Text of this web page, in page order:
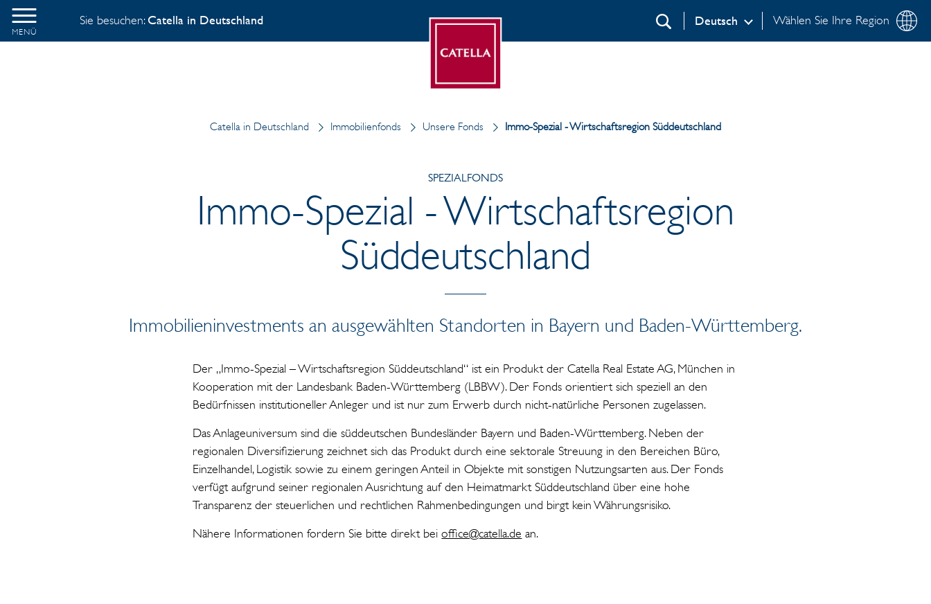
MENÜ
Sie besuchen:Catella in Deutschland Wählen Sie Ihre Region
Deutsch
Suchen
Catella in Deutschland Immobilienfonds Unsere Fonds Immo-Spezial - Wirtschaftsregion Süddeutschland
SPEZIALFONDS
Immo-Spezial - Wirtschaftsregion
Süddeutschland
Immobilieninvestments an ausgewählten Standorten in Bayern und Baden-Württemberg.
Der „Immo-Spezial – Wirtschaftsregion Süddeutschland“ ist ein Produkt der Catella Real Estate AG, München in
Kooperation mit der Landesbank Baden-Württemberg (LBBW). Der Fonds orientiert sich speziell an den
Bedürfnissen institutioneller Anleger und ist nur zum Erwerb durch nicht-natürliche Personen zugelassen.
Das Anlageuniversum sind die süddeutschen Bundesländer Bayern und Baden-Württemberg. Neben der
regionalen Diversifizierung zeichnet sich das Produkt durch eine sektorale Streuung in den Bereichen Büro,
Einzelhandel, Logistik sowie zu einem geringen Anteil in Objekte mit sonstigen Nutzungsarten aus. Der Fonds
verfügt aufgrund seiner regionalen Ausrichtung auf den Heimatmarkt Süddeutschland über eine hohe
Transparenz der steuerlichen und rechtlichen Rahmenbedingungen und birgt kein Währungsrisiko.
Nähere Informationen fordern Sie bitte direkt beioffice@catella.de an.